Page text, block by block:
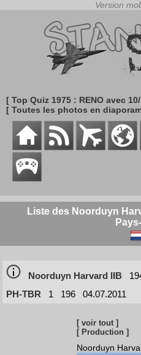
[ Top Quiz 1975 : RENO avec
[ Toutes les photos en
Liste des Noorduyn
Noorduyn Harvard IIB
PH-TBR
1 196 04.07.2011
[ voir tout ]
[ Production ]
Noorduyn